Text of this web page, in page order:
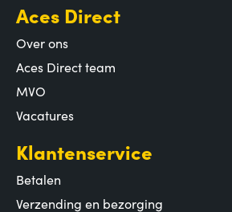
Aces Direct
Over ons
Aces Direct team
MVO
Vacatures
Klantenservice
Betalen
Verzending en bezorging